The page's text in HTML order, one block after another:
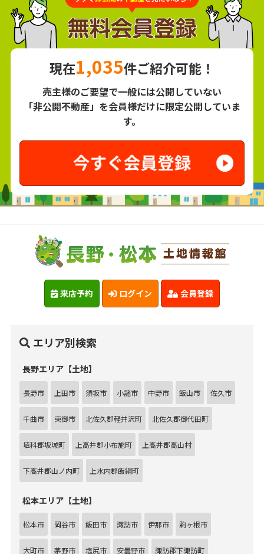
現在1,035件ご紹介可能！
売主様のご要望で一般には公開していない
「非公開不動産」を会員様だけに限定公開していま
す。
来店予約 ログイン 会員登録
エリア別検索
長野エリア【土地】
長野市 上田市 須坂市 小諸市 中野市 飯山市 佐久市
千曲市 東御市 北佐久郡軽井沢町 北佐久郡御代田町
埴科郡坂城町 上高井郡小布施町 上高井郡高山村
下高井郡山ノ内町 上水内郡飯綱町
松本エリア【土地】
松本市 岡谷市 飯田市 諏訪市 伊那市 駒ヶ根市
大町市 茅野市 塩尻市 安曇野市 諏訪郡下諏訪町